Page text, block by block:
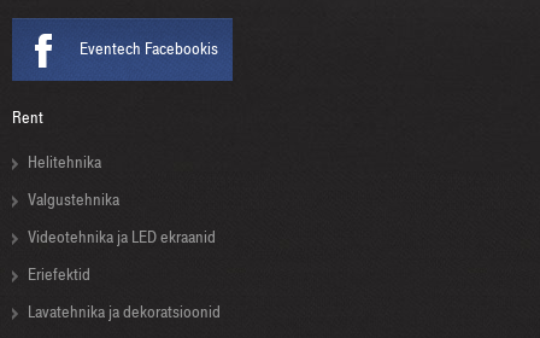
Eventech Facebookis
Rent
Helitehnika
Valgustehnika
Videotehnika ja LED ekraanid
Eriefektid
Lavatehnika ja dekoratsioonid